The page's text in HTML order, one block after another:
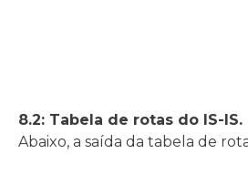
8.2: Tabela de rotas do IS-IS.
Abaixo, a saída da tabela de